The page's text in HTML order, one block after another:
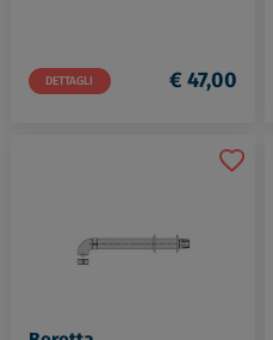
DETTAGLI € 47,00